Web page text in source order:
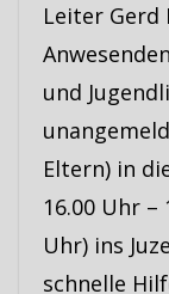
Leiter Gerd
und
Eltern) in
16.00 Uhr –
Uhr) ins
schnelle